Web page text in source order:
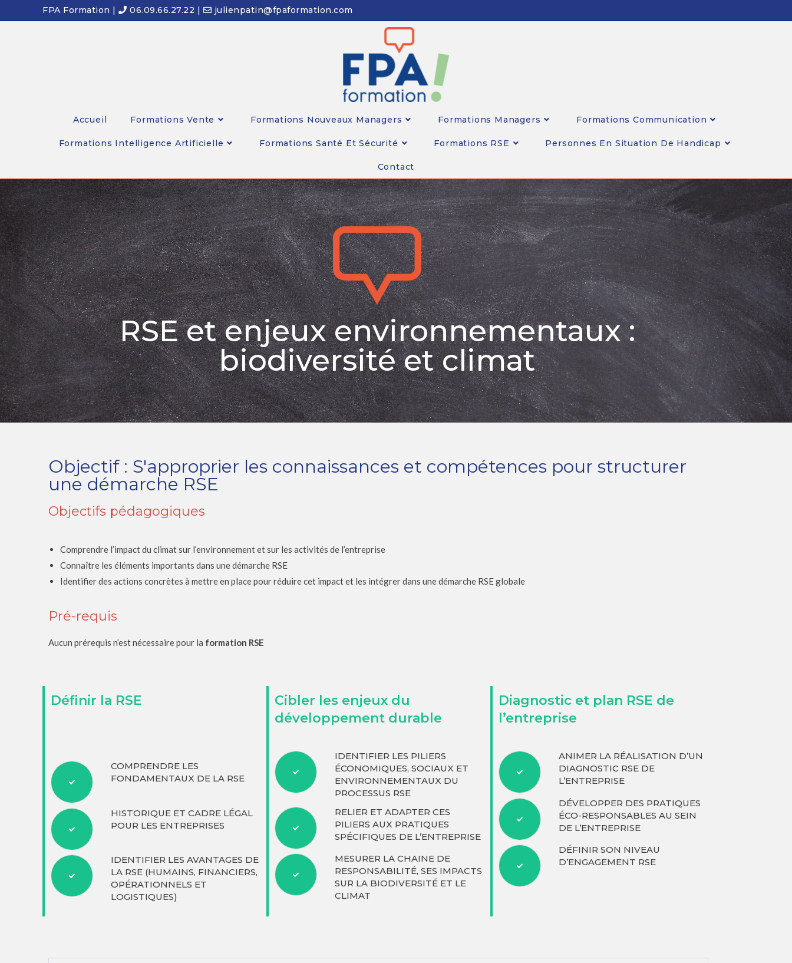
FPA Formation | 06.09.66.27.22 | julienpatin@fpaformation.com
Accueil Formations Vente Formations Nouveaux Managers Formations Managers Formations Communication
Formations Intelligence Artificielle Formations Santé Et Sécurité Formations RSE Personnes En Situation De Handicap
Contact
RSE et enjeux environnementaux :
biodiversité et climat
Objectif : S'approprier les connaissances et compétences pour structurer
une démarche RSE
Objectifs pédagogiques
Comprendre l’impact du climat sur l’environnement et sur les activités de l’entreprise
Connaître les éléments importants dans une démarche RSE
Identifier des actions concrètes à mettre en place pour réduire cet impact et les intégrer dans une démarche RSE globale
Pré-requis
Aucun prérequis n’est nécessaire pour la formation RSE
Définir la RSE
COMPRENDRE LES
FONDAMENTAUX DE LA RSE
HISTORIQUE ET CADRE LÉGAL
POUR LES ENTREPRISES
IDENTIFIER LES AVANTAGES DE
LA RSE (HUMAINS, FINANCIERS,
OPÉRATIONNELS ET
LOGISTIQUES)
Cibler les enjeux du
développement durable
IDENTIFIER LES PILIERS
ÉCONOMIQUES, SOCIAUX ET
ENVIRONNEMENTAUX DU
PROCESSUS RSE
RELIER ET ADAPTER CES
PILIERS AUX PRATIQUES
SPÉCIFIQUES DE L’ENTREPRISE
MESURER LA CHAINE DE
RESPONSABILITÉ, SES IMPACTS
SUR LA BIODIVERSITÉ ET LE
CLIMAT
Diagnostic et plan RSE de
l’entreprise
ANIMER LA RÉALISATION D’UN
DIAGNOSTIC RSE DE
L’ENTREPRISE
DÉVELOPPER DES PRATIQUES
ÉCO-RESPONSABLES AU SEIN
DE L’ENTREPRISE
DÉFINIR SON NIVEAU
D’ENGAGEMENT RSE